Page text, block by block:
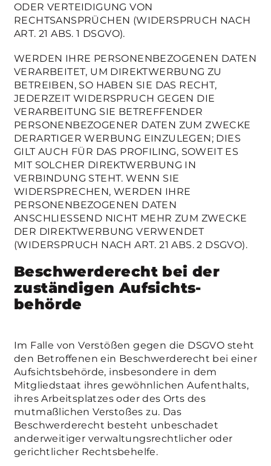
ODER VERTEIDIGUNG VON
RECHTSANSPRÜCHEN (WIDERSPRUCH NACH
ART. 21 ABS. 1 DSGVO).
WERDEN IHRE PERSONENBEZOGENEN DATEN
VERARBEITET, UM DIREKTWERBUNG ZU
BETREIBEN, SO HABEN SIE DAS RECHT,
JEDERZEIT WIDERSPRUCH GEGEN DIE
VERARBEITUNG SIE BETREFFENDER
PERSONENBEZOGENER DATEN ZUM ZWECKE
DERARTIGER WERBUNG EINZULEGEN; DIES
GILT AUCH FÜR DAS PROFILING, SOWEIT ES
MIT SOLCHER DIREKTWERBUNG IN
VERBINDUNG STEHT. WENN SIE
WIDERSPRECHEN, WERDEN IHRE
PERSONENBEZOGENEN DATEN
ANSCHLIESSEND NICHT MEHR ZUM ZWECKE
DER DIREKTWERBUNG VERWENDET
(WIDERSPRUCH NACH ART. 21 ABS. 2 DSGVO).
Beschwerde­recht bei der
zuständigen Aufsichts­
behörde
Im Falle von Verstößen gegen die DSGVO steht
den Betroffenen ein Beschwerderecht bei einer
Aufsichtsbehörde, insbesondere in dem
Mitgliedstaat ihres gewöhnlichen Aufenthalts,
ihres Arbeitsplatzes oder des Orts des
mutmaßlichen Verstoßes zu. Das
Beschwerderecht besteht unbeschadet
anderweitiger verwaltungsrechtlicher oder
gerichtlicher Rechtsbehelfe.